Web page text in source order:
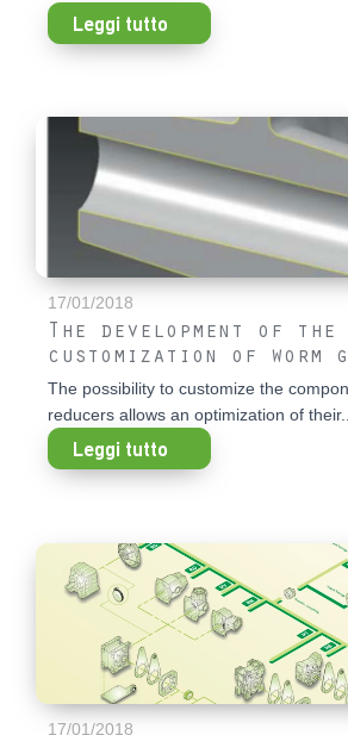
Leggi tutto
17/01/2018
The development of the
customization of worm
The possibility to customize the
reducers allows an optimization of
Leggi tutto
17/01/2018